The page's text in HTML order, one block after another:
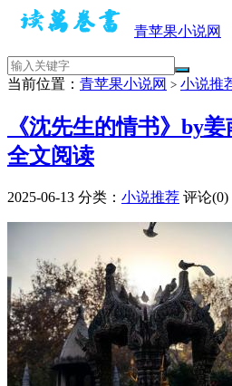
青苹果小说网
当前位置： 青苹果小说网 > 小说推
《沈先生的情书》by
全文阅读
2025-06-13 分类： 小说推荐 评论(0)